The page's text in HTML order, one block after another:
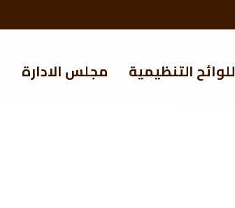
للوائح التنظيمية مجلس الادارة